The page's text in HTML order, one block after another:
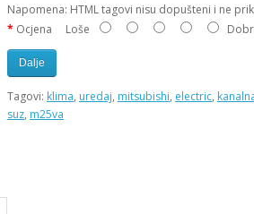
Napomena: HTML tagovi nisu dopušteni i ne
Ocjena Loše
Dalje
Tagovi: klima, uredaj, mitsubishi, electric,
suz, m25va